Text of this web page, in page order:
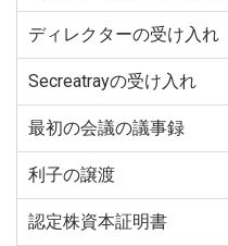
ディレクターの受け入れ
Secreatrayの受け入れ
最初の会議の議事録
利子の譲渡
認定株資本証明書